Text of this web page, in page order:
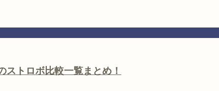
ストロボ比較一覧まとめ！